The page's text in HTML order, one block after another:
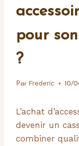
pour
?
Par Frederic 10/
L’achat
devenir un
combiner